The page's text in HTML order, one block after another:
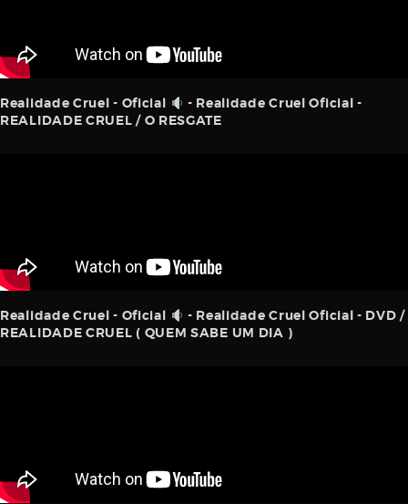
Realidade Cruel - Oficial
- Realidade Cruel Oficial -
REALIDADE CRUEL / O RESGATE
Realidade Cruel - Oficial
- Realidade Cruel Oficial - DVD /
REALIDADE CRUEL ( QUEM SABE UM DIA )